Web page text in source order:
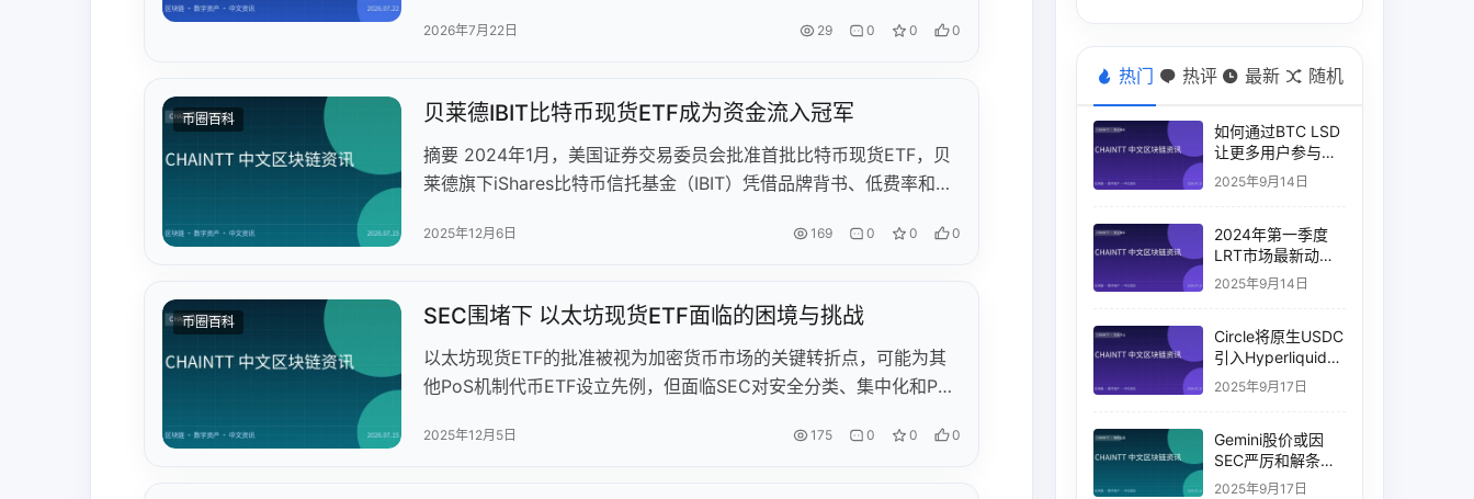
2026年7月22日 29 0 0 0
币圈百科 贝莱德IBIT比特币现货ETF成为资金流入冠军
摘要 2024年1月，美国证券交易委员会批准首批比特币现货ETF，贝
莱德旗下iShares比特币信托基金（IBIT）凭借品牌背书、低费率和高
模突破500亿美元，日均交易额达17亿美元，创ETF行业纪录。该产
特币主流化进程，成为机构配置数字资产的核心枢纽。
2025年12月6日 169 0 0 0
币圈百科 SEC围堵下 以太坊现货ETF面临的困境与挑战
以太坊现货ETF的批准被视为加密货币市场的关键转折点，可能为其
他PoS机制代币ETF设立先例，但面临SEC对安全分类、集中化和PoS
流动性；若被拒，或导致价格暴跌20%以上。当前期权市场显示交易
2025年12月5日 175 0 0 0
热门 热评 最新 随机
如何通过BTC LSD
让更多用户参与质
押并分享收益
2025年9月14日
2024年第一季度
LRT市场最新动态
与趋势分析
2025年9月14日
Circle将原生USDC
引入Hyperliquid，
交易量突破币安
2025年9月17日
Gemini股价或因
SEC严厉和解条款
下的收益目标破灭
2025年9月17日